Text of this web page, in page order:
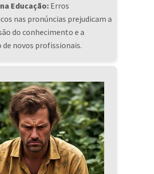
Educação:Erros
nas pronúncias prejudicam a
do conhecimento e a
novos profissionais.